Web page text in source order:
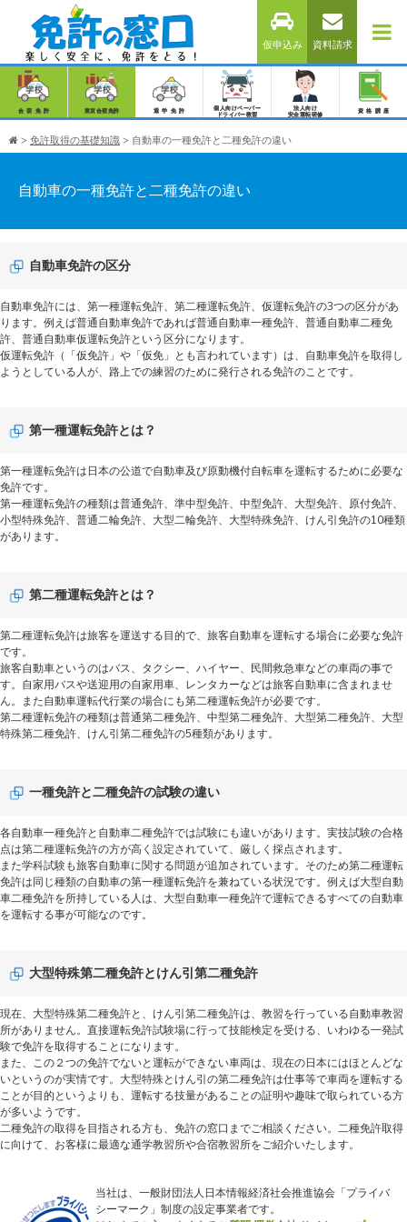
仮申込み 資料請求
合宿免許 東京合宿免許 通学免許
個人向けペーパー
ドライバー教習
法人向け
安全運転研修
資格講座
> 免許取得の基礎知識 > 自動車の一種免許と二種免許の違い
自動車の一種免許と二種免許の違い
自動車免許の区分
自動車免許には、第一種運転免許、第二種運転免許、仮運転免許の3つの区分があ
ります。例えば普通自動車免許であれば普通自動車一種免許、普通自動車二種免
許、普通自動車仮運転免許という区分になります。
仮運転免許（「仮免許」や「仮免」とも言われています）は、自動車免許を取得し
ようとしている人が、路上での練習のために発行される免許のことです。
第一種運転免許とは？
第一種運転免許は日本の公道で自動車及び原動機付自転車を運転するために必要な
免許です。
第一種運転免許の種類は普通免許、準中型免許、中型免許、大型免許、原付免許、
小型特殊免許、普通二輪免許、大型二輪免許、大型特殊免許、けん引免許の10種類
があります。
第二種運転免許とは？
第二種運転免許は旅客を運送する目的で、旅客自動車を運転する場合に必要な免許
です。
旅客自動車というのはバス、タクシー、ハイヤー、民間救急車などの車両の事で
す。自家用バスや送迎用の自家用車、レンタカーなどは旅客自動車に含まれませ
ん。また自動車運転代行業の場合にも第二種運転免許が必要です。
第二種運転免許の種類は普通第二種免許、中型第二種免許、大型第二種免許、大型
特殊第二種免許、けん引第二種免許の5種類があります。
一種免許と二種免許の試験の違い
各自動車一種免許と自動車二種免許では試験にも違いがあります。実技試験の合格
点は第二種運転免許の方が高く設定されていて、厳しく採点されます。
また学科試験も旅客自動車に関する問題が追加されています。そのため第二種運転
免許は同じ種類の自動車の第一種運転免許を兼ねている状況です。例えば大型自動
車二種免許を所持している人は、大型自動車一種免許で運転できるすべての自動車
を運転する事が可能なのです。
大型特殊第二種免許とけん引第二種免許
現在、大型特殊第二種免許と、けん引第二種免許は、教習を行っている自動車教習
所がありません。直接運転免許試験場に行って技能検定を受ける、いわゆる一発試
験で免許を取得することになります。
また、この２つの免許でないと運転ができない車両は、現在の日本にはほとんどな
いというのが実情です。大型特殊とけん引の第二種免許は仕事等で車両を運転する
ことが目的というよりも、運転する技量があることの証明や趣味で取られている方
が多いようです。
二種免許の取得を目指される方も、免許の窓口までご相談ください。二種免許取得
に向けて、お客様に最適な通学教習所や合宿教習所をご紹介いたします。
当社は、一般財団法人日本情報経済社会推進協会「プライバ
シーマーク」制度の設定事業者です。